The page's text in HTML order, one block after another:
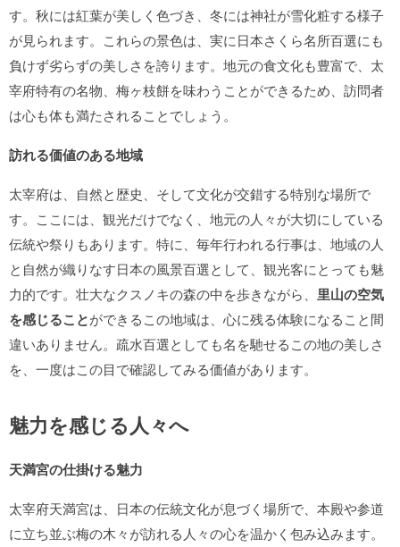
す。秋には紅葉が美しく色づき、冬には神社が雪化粧する様子
が見られます。これらの景色は、実に日本さくら名所百選にも
負けず劣らずの美しさを誇ります。地元の食文化も豊富で、太
宰府特有の名物、梅ヶ枝餅を味わうことができるため、訪問者
は心も体も満たされることでしょう。
訪れる価値のある地域
太宰府は、自然と歴史、そして文化が交錯する特別な場所で
す。ここには、観光だけでなく、地元の人々が大切にしている
伝統や祭りもあります。特に、毎年行われる行事は、地域の人
と自然が織りなす日本の風景百選として、観光客にとっても魅
力的です。壮大なクスノキの森の中を歩きながら、 里山の空気
を感じることができるこの地域は、心に残る体験になること間
違いありません。疏水百選としても名を馳せるこの地の美しさ
を、一度はこの目で確認してみる価値があります。
魅力を感じる人々へ
天満宮の仕掛ける魅力
太宰府天満宮は、日本の伝統文化が息づく場所で、本殿や参道
に立ち並ぶ梅の木々が訪れる人々の心を温かく包み込みます。